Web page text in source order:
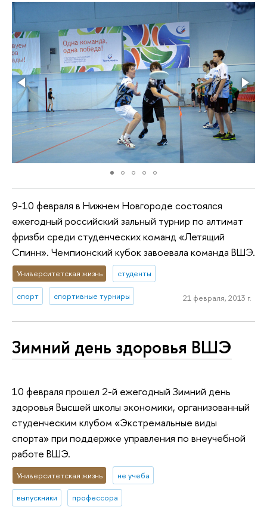
9-10 февраля в Нижнем Новгороде состоялся
ежегодный российский зальный турнир по алтимат
фризби среди студенческих команд «Летящий
Спинн». Чемпионский кубок завоевала команда ВШЭ.
Университетская жизнь студенты
спорт спортивные турниры 21 февраля, 2013 г.
Зимний день здоровья ВШЭ
10 февраля прошел 2-й ежегодный Зимний день
здоровья Высшей школы экономики, организованный
студенческим клубом «Экстремальные виды
спорта» при поддержке управления по внеучебной
работе ВШЭ.
Университетская жизнь не учеба
выпускники профессора